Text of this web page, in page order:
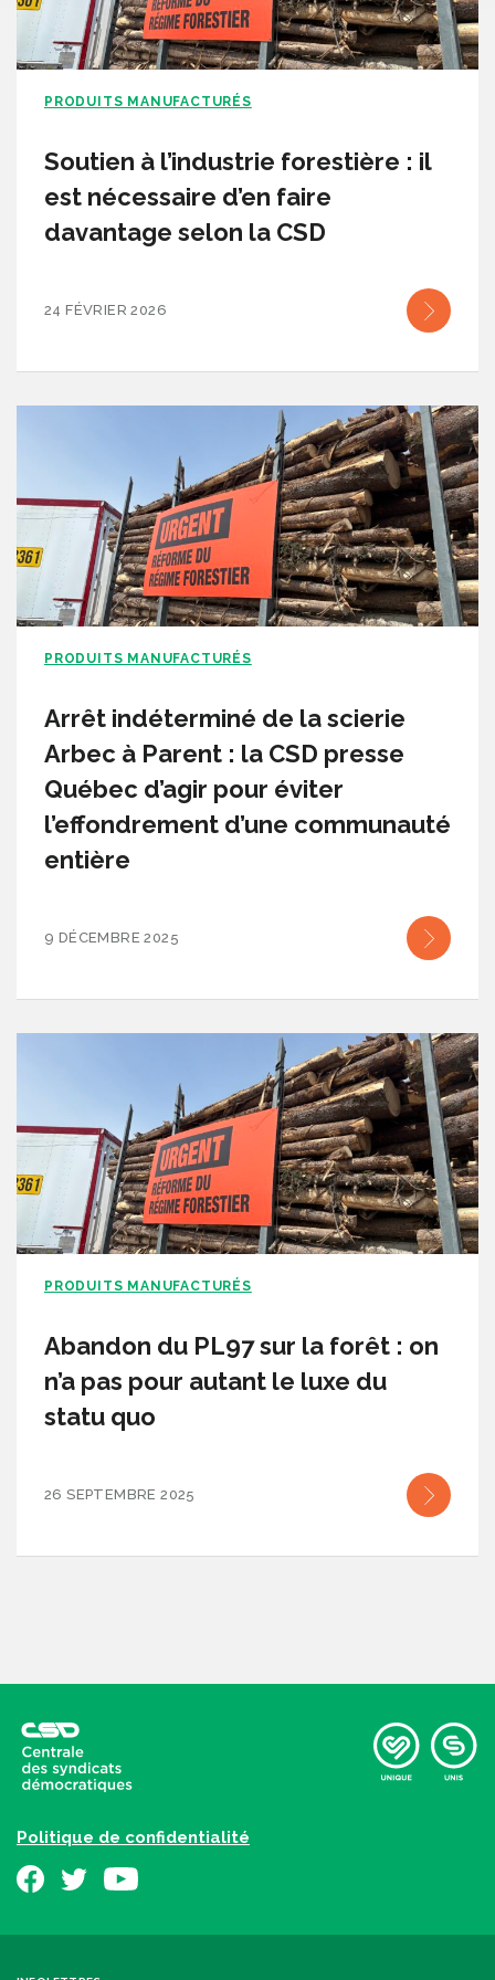
PRODUITS MANUFACTURÉS
Soutien à l’industrie forestière : il
est nécessaire d’en faire
davantage selon la CSD
24 FÉVRIER 2026
PRODUITS MANUFACTURÉS
Arrêt indéterminé de la scierie
Arbec à Parent : la CSD presse
Québec d’agir pour éviter
l’effondrement d’une communauté
entière
9 DÉCEMBRE 2025
PRODUITS MANUFACTURÉS
Abandon du PL97 sur la forêt : on
n’a pas pour autant le luxe du
statu quo
26 SEPTEMBRE 2025
Politique de confidentialité